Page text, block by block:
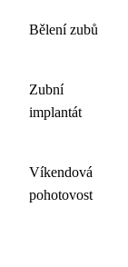
Bělení zubů
Zubní
implantát
Víkendová
pohotovost